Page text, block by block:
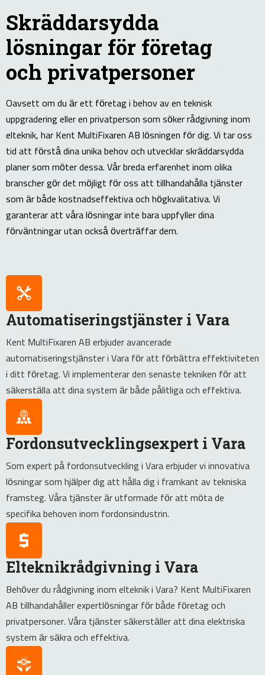
Skräddarsydda
lösningar för företag
och privatpersoner
Oavsett om du är ett företag i behov av en teknisk
uppgradering eller en privatperson som söker rådgivning inom
elteknik, har Kent MultiFixaren AB lösningen för dig. Vi tar oss
tid att förstå dina unika behov och utvecklar skräddarsydda
planer som möter dessa. Vår breda erfarenhet inom olika
branscher gör det möjligt för oss att tillhandahålla tjänster
som är både kostnadseffektiva och högkvalitativa. Vi
garanterar att våra lösningar inte bara uppfyller dina
förväntningar utan också överträffar dem.
Automatiseringstjänster i Vara
Kent MultiFixaren AB erbjuder avancerade
automatiseringstjänster i Vara för att förbättra effektiviteten
i ditt företag. Vi implementerar den senaste tekniken för att
säkerställa att dina system är både pålitliga och effektiva.
Fordonsutvecklingsexpert i Vara
Som expert på fordonsutveckling i Vara erbjuder vi innovativa
lösningar som hjälper dig att hålla dig i framkant av tekniska
framsteg. Våra tjänster är utformade för att möta de
specifika behoven inom fordonsindustrin.
Elteknikrådgivning i Vara
Behöver du rådgivning inom elteknik i Vara? Kent MultiFixaren
AB tillhandahåller expertlösningar för både företag och
privatpersoner. Våra tjänster säkerställer att dina elektriska
system är säkra och effektiva.